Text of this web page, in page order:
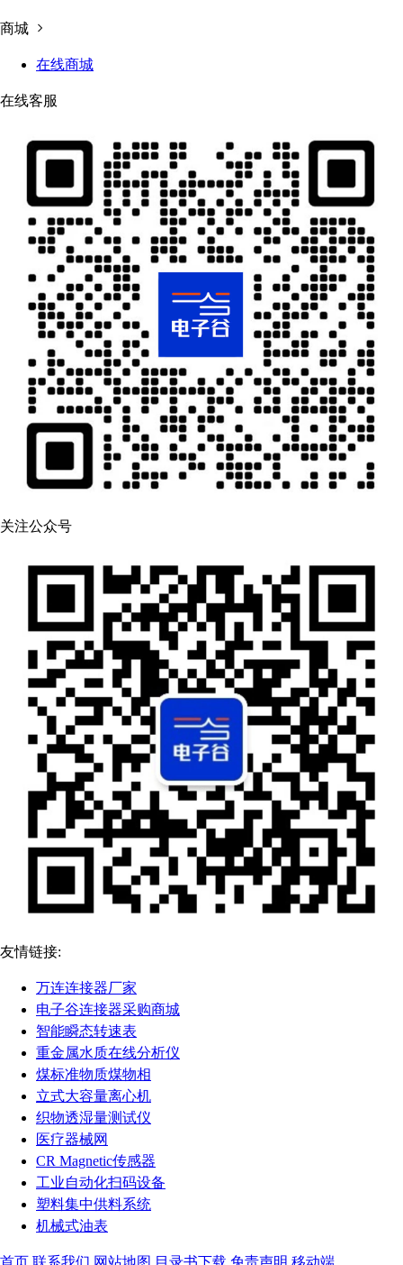
商城
在线商城
在线客服
关注公众号
友情链接:
万连连接器厂家
电子谷连接器采购商城
智能瞬态转速表
重金属水质在线分析仪
煤标准物质煤物相
立式大容量离心机
织物透湿量测试仪
医疗器械网
CR Magnetic传感器
工业自动化扫码设备
塑料集中供料系统
机械式油表
首页 联系我们 网站地图 目录书下载 免责声明 移动端